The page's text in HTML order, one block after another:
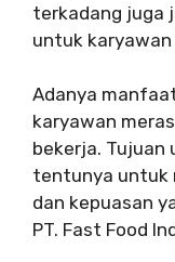
terkadang juga
untuk karyawan
Adanya
karyawan
bekerja. Tujuan
tentunya untuk
dan kepuasan
PT. Fast Food